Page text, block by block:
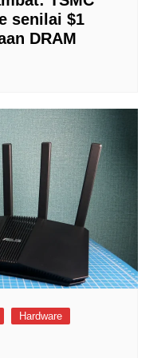
senilai $1
DRAM
Hardware